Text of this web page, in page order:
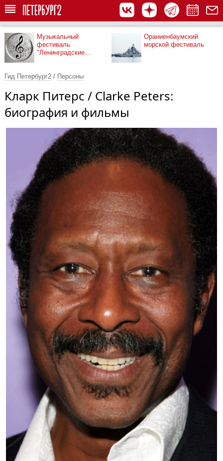
Музыкальный
фестиваль
"Ленинградские
Ораниенбаумский
морской фестиваль
Гид Петербург2 / Персоны
Кларк Питерс / Clarke Peters:
биография и фильмы